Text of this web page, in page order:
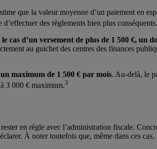
que la valeur moyenne d’un paiement en
des règlements bien plus conséquents.
le cas d’un versement de plus de 1 500 €, un
au guichet des centres des finances
un maximum de 1 500 € par mois. Au-delà, le
3 000 € maximum.3
en règle avec l’administration fiscale.
À noter toutefois que, même dans ces